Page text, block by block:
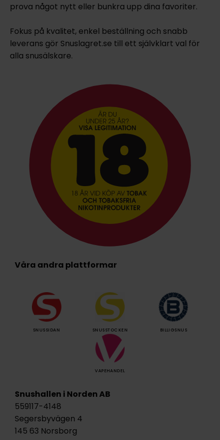
prova något nytt eller bunkra upp dina favoriter.
Fokus på kvalitet, enkel beställning och snabb
leverans gör Snuslagret.se till ett självklart val för
alla snusälskare.
Våra andra plattformar
SNUSSIDAN SNUSSTOCKEN BILLIGSNUS
VAPEHANDEL
Snushallen i Norden AB
559117-4148
Segersbyvägen 4
145 63 Norsborg